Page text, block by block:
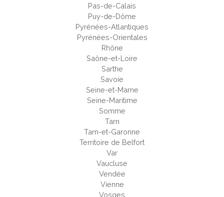
Pas-de-Calais
Puy-de-Dôme
Pyrénées-Atlantiques
Pyrénées-Orientales
Rhône
Saône-et-Loire
Sarthe
Savoie
Seine-et-Marne
Seine-Maritime
Somme
Tarn
Tarn-et-Garonne
Territoire de Belfort
Var
Vaucluse
Vendée
Vienne
Vosges